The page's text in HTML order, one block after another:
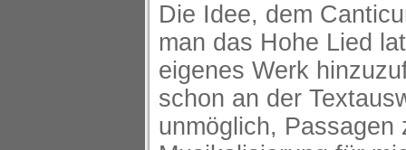
Die Idee, dem
man das Hohe Lied
eigenes Werk
schon an der
unmöglich, Passagen